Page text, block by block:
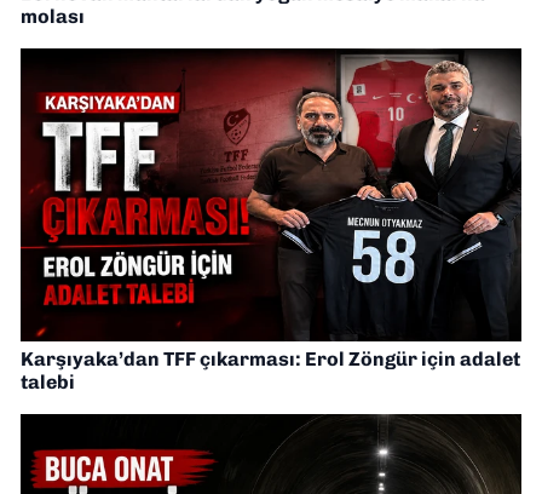
molası
Karşıyaka’dan TFF çıkarması: Erol Zöngür için adalet
talebi